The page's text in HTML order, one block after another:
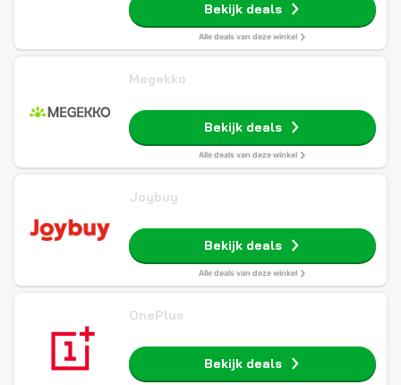
Bekijk deals
Alle deals van deze winkel
Megekko
Bekijk deals
Alle deals van deze winkel
Joybuy
Bekijk deals
Alle deals van deze winkel
OnePlus
Bekijk deals